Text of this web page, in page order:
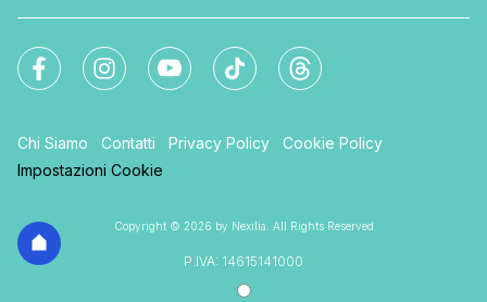
Chi Siamo Contatti Privacy Policy
Cookie Policy
Impostazioni Cookie
Copyright © 2026 by Nexilia. All Rights Reserved
P.IVA: 14615141000